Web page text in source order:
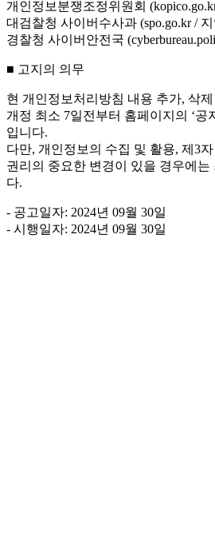
개인정보분쟁조정위원회
대검찰청 사이버수사과 (spo.go.kr /
경찰청 사이버안전국
■ 고지의 의무
현 개인정보처리방침 내용 추가, 삭
개정 최소 7일전부터 홈페이지의 ‘공
입니다.
다만, 개인정보의 수집 및 활용, 제3
권리의 중요한 변경이 있을 경우에는
다.
- 공고일자: 2024년 09월 30일
- 시행일자: 2024년 09월 30일